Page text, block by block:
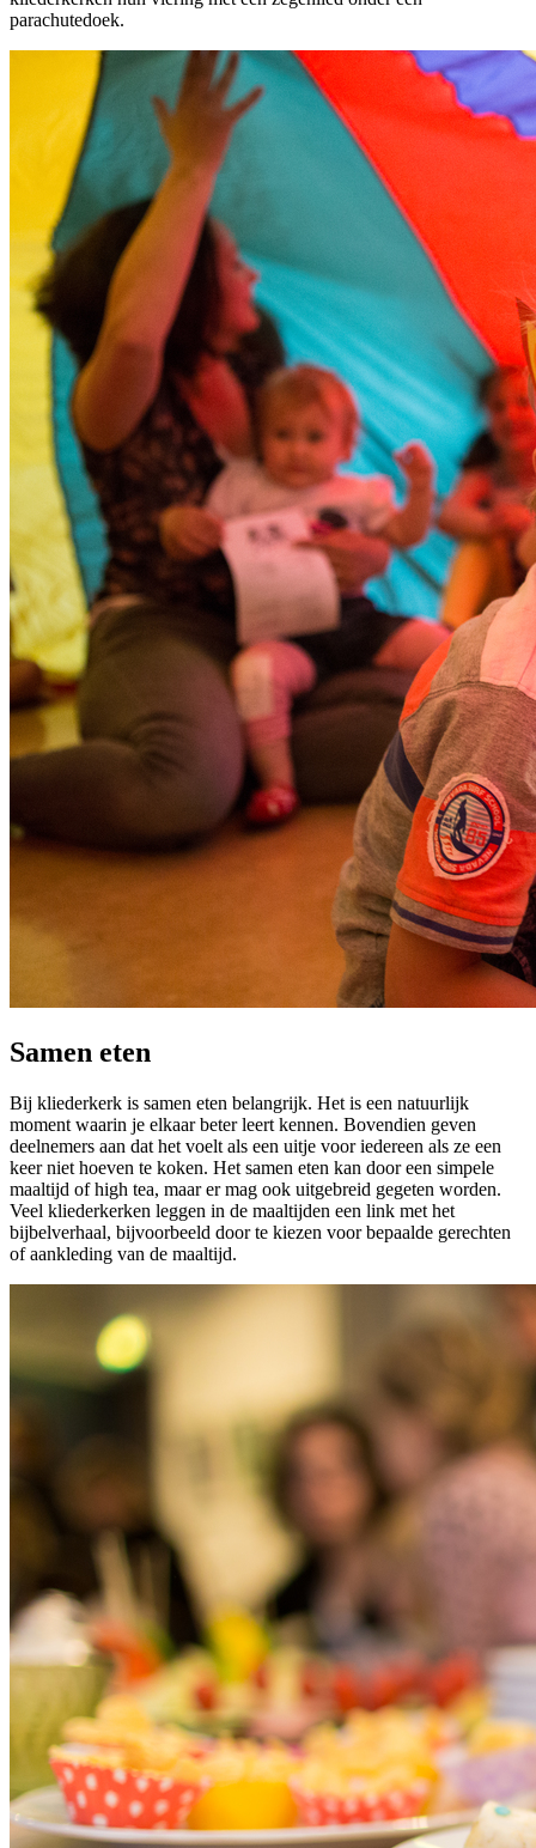
parachutedoek.
Samen eten
Bij kliederkerk is samen eten belangrijk. Het is een natuurlijk
moment waarin je elkaar beter leert kennen. Bovendien geven
deelnemers aan dat het voelt als een uitje voor iedereen als ze een
keer niet hoeven te koken. Het samen eten kan door een simpele
maaltijd of high tea, maar er mag ook uitgebreid gegeten worden.
Veel kliederkerken leggen in de maaltijden een link met het
bijbelverhaal, bijvoorbeeld door te kiezen voor bepaalde gerechten
of aankleding van de maaltijd.